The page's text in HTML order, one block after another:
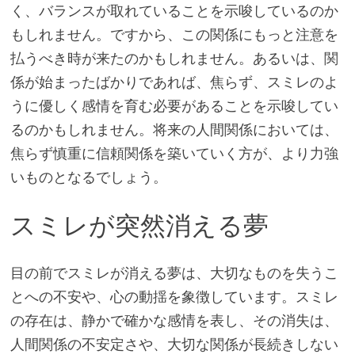
く、バランスが取れていることを示唆しているのか
もしれません。ですから、この関係にもっと注意を
払うべき時が来たのかもしれません。あるいは、関
係が始まったばかりであれば、焦らず、スミレのよ
うに優しく感情を育む必要があることを示唆してい
るのかもしれません。将来の人間関係においては、
焦らず慎重に信頼関係を築いていく方が、より力強
いものとなるでしょう。
スミレが突然消える夢
目の前でスミレが消える夢は、大切なものを失うこ
とへの不安や、心の動揺を象徴しています。スミレ
の存在は、静かで確かな感情を表し、その消失は、
人間関係の不安定さや、大切な関係が長続きしない